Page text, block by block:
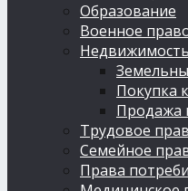
Образование
Военное
Недвижимость
Покупка
Продажа
Трудовое
Семейное
Права